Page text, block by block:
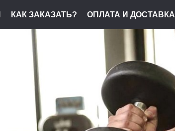
КАК ЗАКАЗАТЬ? ОПЛАТА И ДОСТАВКА